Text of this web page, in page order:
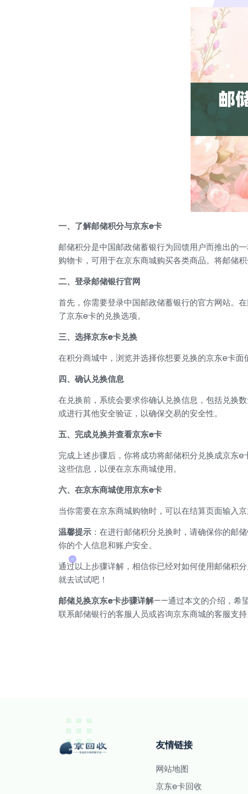
一、了解邮储积分与京东e卡
邮储积分是中国邮政储蓄银行为回馈用户而推出的
购物卡，可用于在京东商城购买各类商品。将邮储
二、登录邮储银行官网
首先，你需要登录中国邮政储蓄银行的官方网站。
了京东e卡的兑换选项。
三、选择京东e卡兑换
在积分商城中，浏览并选择你想要兑换的京东e卡面
四、确认兑换信息
在兑换前，系统会要求你确认兑换信息，包括兑换
或进行其他安全验证，以确保交易的安全性。
五、完成兑换并查看京东e卡
完成上述步骤后，你将成功将邮储积分兑换成京东
这些信息，以便在京东商城使用。
六、在京东商城使用京东e卡
当你需要在京东商城购物时，可以在结算页面输入
温馨提示 ：在进行邮储积分兑换时，请确保你的邮
你的个人信息和账户安全。
通过以上步骤详解，相信你已经对如何使用邮储积
就去试试吧！
邮储兑换京东e卡步骤详解——通过本文的介绍，希
联系邮储银行的客服人员或咨询京东商城的客服支持
友情链接
网站地图
京东e卡回收